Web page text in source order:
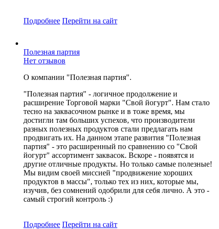
Подробнее Перейти на сайт
Полезная партия
Нет отзывов
О компании "Полезная партия".
"Полезная партия" - логичное продолжение и
расширение Торговой марки "Свой йогурт". Нам стало
тесно на заквасочном рынке и в тоже время, мы
достигли там больших успехов, что производители
разных полезных продуктов стали предлагать нам
продвигать их. На данном этапе развития "Полезная
партия" - это расширенный по сравнению со "Свой
йогурт" ассортимент заквасок. Вскоре - появятся и
другие отличные продукты. Но только самые полезные!
Мы видим своей миссией "продвижение хороших
продуктов в массы", только тех из них, которые мы,
изучив, без сомнений одобрили для себя лично. А это -
самый строгий контроль :)
Подробнее Перейти на сайт